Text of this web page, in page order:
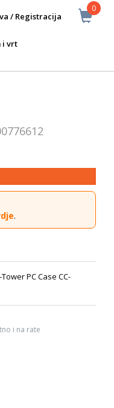
0
/ Registracija
i vrt
.
PC Case CC-
i na rate